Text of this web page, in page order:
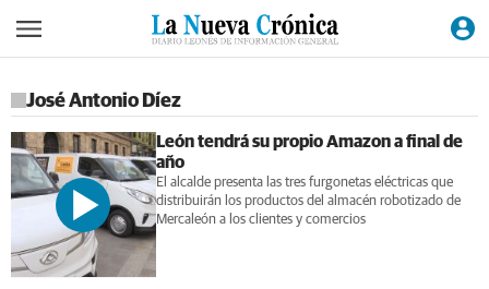
José Antonio Díez
León tendrá su propio Amazon a final de
año
El alcalde presenta las tres furgonetas eléctricas que
distribuirán los productos del almacén robotizado de
Mercaleón a los clientes y comercios